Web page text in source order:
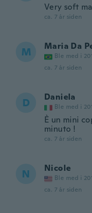
Very soft
ca. 7 år siden
M Maria Da
Ble med i
ca. 7 år siden
D Daniela
Ble med i
È un mini
minuto !
ca. 7 år siden
N Nicole
Ble med i
ca. 7 år siden